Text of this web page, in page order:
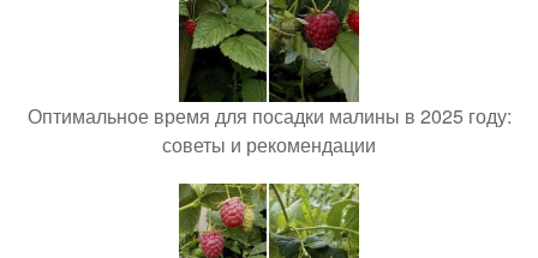
Оптимальное время для посадки малины в 2025 году:
советы и рекомендации